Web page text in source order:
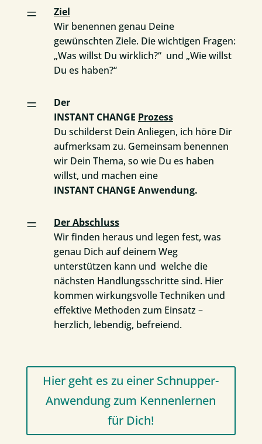
=
Ziel
Wir benennen genau Deine
gewünschten Ziele. Die wichtigen Fragen:
„Was willst Du wirklich?“ und „Wie willst
Du es haben?“
=
Der
INSTANT CHANGE Prozess
Du schilderst Dein Anliegen, ich höre Dir
aufmerksam zu. Gemeinsam benennen
wir Dein Thema, so wie Du es haben
willst, und machen eine
INSTANT CHANGE Anwendung.
=
Der Abschluss
Wir finden heraus und legen fest, was
genau Dich auf deinem Weg
unterstützen kann und welche die
nächsten Handlungsschritte sind. Hier
kommen wirkungsvolle Techniken und
effektive Methoden zum Einsatz –
herzlich, lebendig, befreiend.
Hier geht es zu einer Schnupper-
Anwendung zum Kennenlernen
für Dich!